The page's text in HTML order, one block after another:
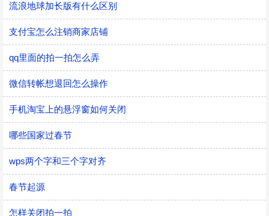
流浪地球加长版有什么区别
支付宝怎么注销商家店铺
qq里面的拍一拍怎么弄
微信转帐想退回怎么操作
手机淘宝上的悬浮窗如何关闭
哪些国家过春节
wps两个字和三个字对齐
春节起源
怎样关闭拍一拍